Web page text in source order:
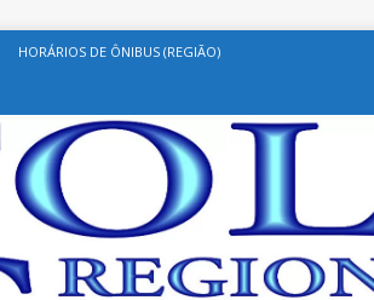
HORÁRIOS DE ÔNIBUS (REGIÃO)